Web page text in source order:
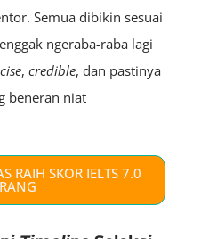
Semua dibikin sesuai
ngeraba-raba lagi
, credible, dan pastinya
beneran niat
RAIH SKOR IELTS 7.0